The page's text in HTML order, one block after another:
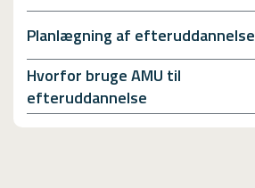
Planlægning af efteruddannelse
Hvorfor bruge AMU til
efteruddannelse